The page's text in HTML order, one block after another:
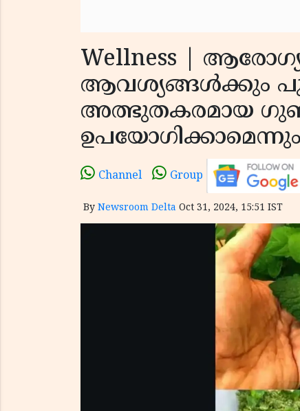
Wellness |
ആവശ്യങ്ങൾക്കും
അത്ഭുതകരമായ
Channel Group
By Newsroom Delta Oct 31, 2024, 15:51 IST